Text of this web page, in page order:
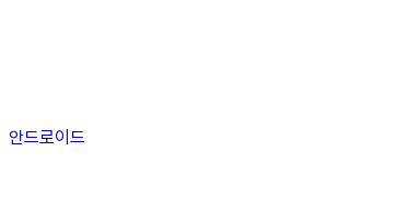
안드로이드